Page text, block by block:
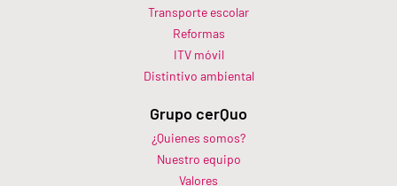
Transporte escolar
Reformas
ITV móvil
Distintivo ambiental
Grupo cerQuo
¿Quienes somos?
Nuestro equipo
Valores